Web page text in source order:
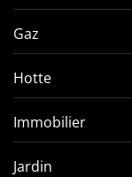
Gaz
Hotte
Immobilier
Jardin